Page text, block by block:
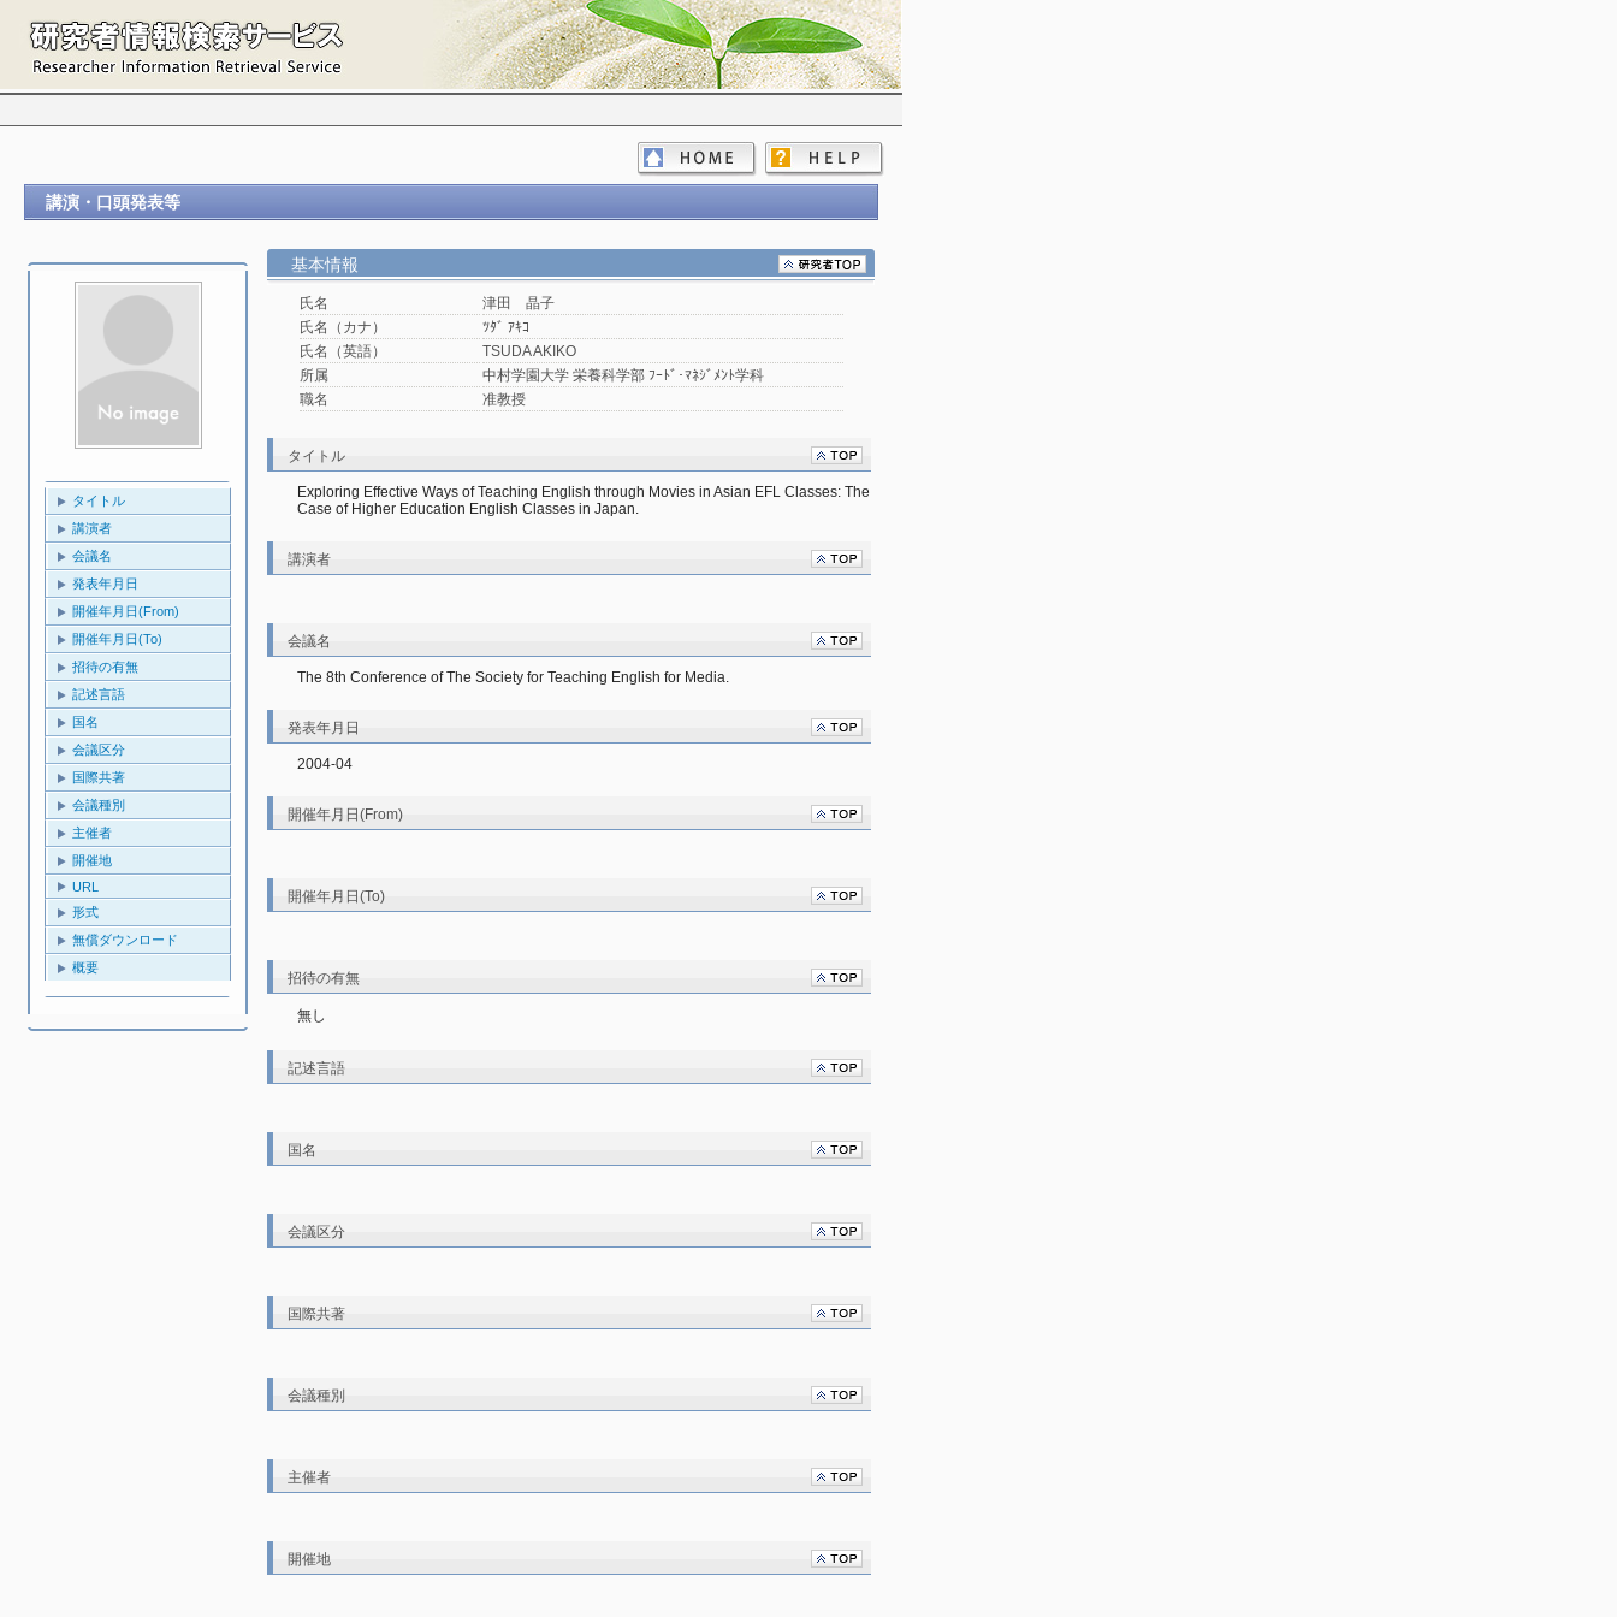
講演・口頭発表等
タイトル
講演者
会議名
発表年月日
開催年月日(From)
開催年月日(To)
招待の有無
記述言語
国名
会議区分
国際共著
会議種別
主催者
開催地
URL
形式
無償ダウンロード
概要
基本情報
氏名
津田 晶子
氏名（カナ）
ﾂﾀﾞ ｱｷｺ
氏名（英語）
TSUDA AKIKO
所属
中村学園大学 栄養科学部 ﾌｰﾄﾞ･ﾏﾈｼﾞﾒﾝﾄ学科
職名
准教授
タイトル
Exploring Effective Ways of Teaching English through Movies in Asian EFL Classes: The
Case of Higher Education English Classes in Japan.
講演者
会議名
The 8th Conference of The Society for Teaching English for Media.
発表年月日
2004-04
開催年月日(From)
開催年月日(To)
招待の有無
無し
記述言語
国名
会議区分
国際共著
会議種別
主催者
開催地